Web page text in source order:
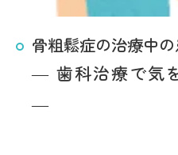
骨粗鬆症の治療中
― 歯科治療で気
―